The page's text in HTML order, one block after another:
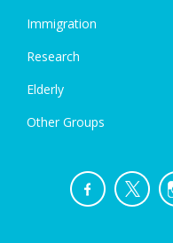
Immigration
Research
Elderly
Other Groups